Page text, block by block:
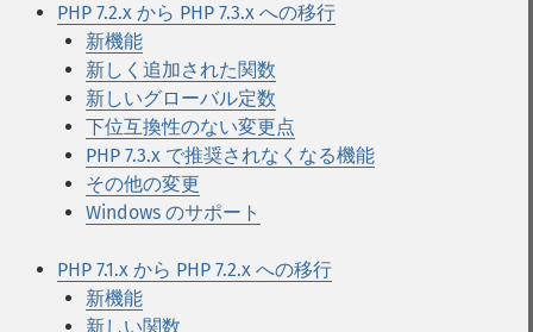
PHP 7.2.x から PHP 7.3.x への移行
新機能
新しく追加された関数
新しいグローバル定数
下位互換性のない変更点
PHP 7.3.x で推奨されなくなる機能
その他の変更
Windows のサポート
PHP 7.1.x から PHP 7.2.x への移行
新機能
新しい関数